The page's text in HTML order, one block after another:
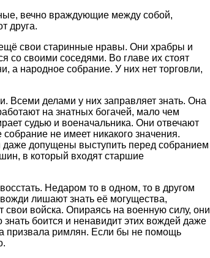
вечно враждующие между собой,
друга.
свои старинные нравы. Они храбры и
со своими соседями. Во главе их стоят
народное собрание. У них нет торговли,
делами у них заправляет знать. Она
на знатных богачей, мало чем
судью и военачальника. Они отвечают
не имеет никакого значения.
допущены выступить перед собранием
в который входят старшие
Недаром то в одном, то в другом
лишают знать её могущества,
войска. Опираясь на военную силу, они
боится и ненавидит этих вождей даже
призвала римлян. Если бы не помощь